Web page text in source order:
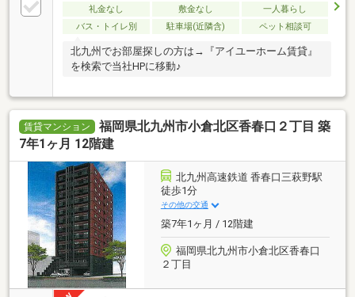
礼金なし 敷金なし
一人暮らし
バス・トイレ別
駐車場(近隣含) ペット相談可
北九州でお部屋探しの方は→『アイユーホーム賃貸』
を検索で当社HPに移動♪
賃貸マンション
福岡県北九州市小倉北区香春口２丁目 築
7年1ヶ月 12階建
北九州高速鉄道 香春口三萩野駅
徒歩1分
その他の交通
築7年1ヶ月 / 12階建
福岡県北九州市小倉北区香春口
２丁目